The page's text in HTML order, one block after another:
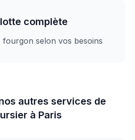
complète
selon vos besoins
autres services de
à Paris